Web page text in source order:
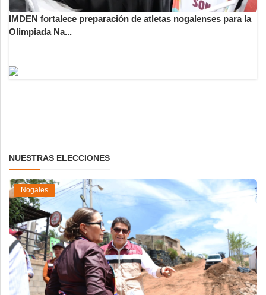
IMDEN fortalece preparación de atletas nogalenses para la
Olimpiada Na...
NUESTRAS ELECCIONES
Nogales